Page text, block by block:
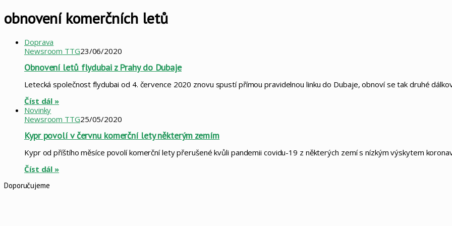
obnovení komerčních letů
Doprava
Newsroom TTG23/06/2020
Obnovení letů flydubai z Prahy do Dubaje
Letecká společnost flydubai od 4. července 2020 znovu spustí přímou pravidelnou linku do Dubaje, obnoví se tak druhé
Číst dál »
Novinky
Newsroom TTG25/05/2020
Kypr povolí v červnu komerční lety některým zemím
Kypr od příštího měsíce povolí komerční lety přerušené kvůli pandemii covidu-19 z některých zemí s nízkým výskytem
Číst dál »
Doporučujeme